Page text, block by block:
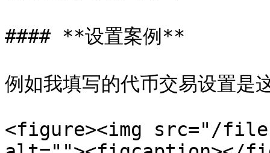
#### **设置案例**
例如我填写的代币交易设置是
<figure><img src="/